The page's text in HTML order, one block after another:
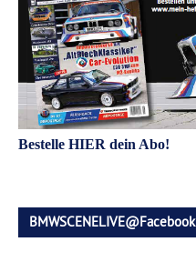
Bestelle HIER dein Abo!
BMWSCENELIVE@Facebook